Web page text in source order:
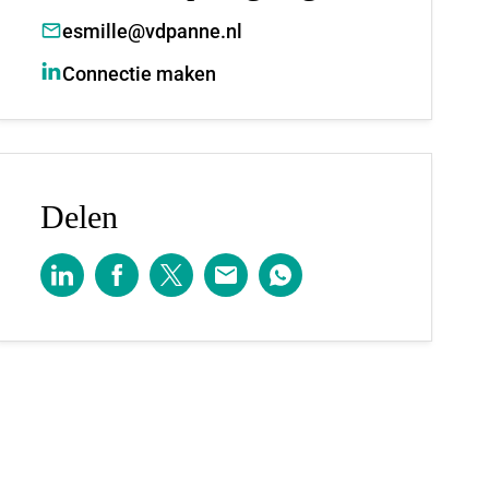
esmille@vdpanne.nl
Connectie maken
Delen